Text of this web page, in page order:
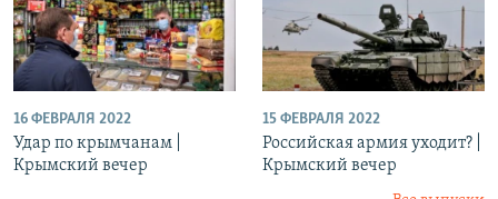
16 ФЕВРАЛЯ 2022
Удар по крымчанам |
Крымский вечер
15 ФЕВРАЛЯ 2022
Российская армия уходит? |
Крымский вечер